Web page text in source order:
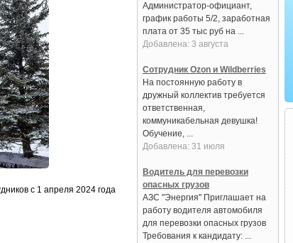
с 1 апреля 2024 года
Администратор-официант,
график работы 5/2, заработная
плата от 35 тыс руб на ...
Добавлена: 3 августа
Сотрудник Ozon и Wildberries
На постоянную работу в
дружный коллектив требуется
ответственная,
коммуникабельная девушка!
Обучение, ...
Добавлена: 31 июля
Водитель для перевозки
опасных грузов
АЗС "Энергия" Приглашает на
работу водителя автомобиля
для перевозки опасных грузов
Требования к кандидату: ...